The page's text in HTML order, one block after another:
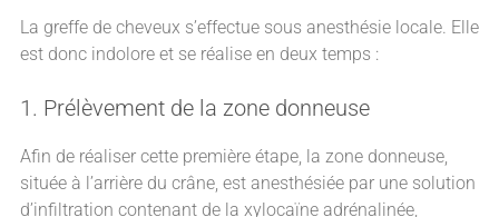
La greffe de cheveux s’effectue sous anesthésie locale. Elle
est donc indolore et se réalise en deux temps :
1. Prélèvement de la zone donneuse
Afin de réaliser cette première étape, la zone donneuse,
située à l’arrière du crâne, est anesthésiée par une solution
d’infiltration contenant de la xylocaïne adrénalinée,